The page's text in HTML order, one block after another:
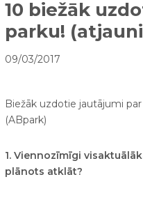
10 biežāk
parku!
09/03/2017
Biežāk uzdotie jautājumi
(ABpark)
1. Viennozīmīgi
plānots atklāt?